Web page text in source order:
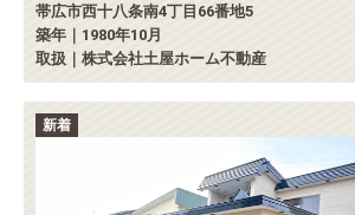
帯広市西十八条南4丁目66番地5
築年｜1980年10月
取扱｜株式会社土屋ホーム不動産
新着